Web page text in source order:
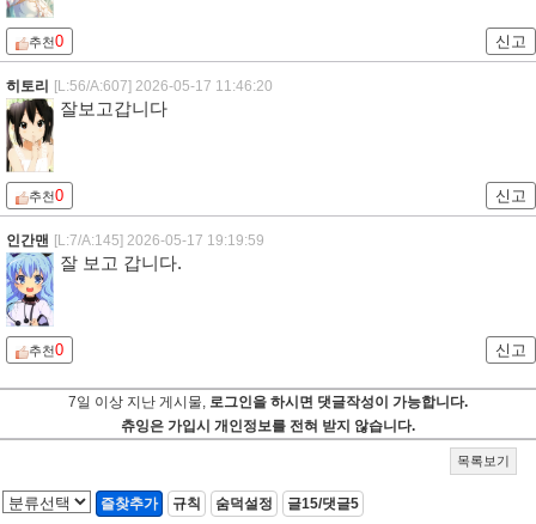
추천0 신고
히토리 [L:56/A:607] 2026-05-17 11:46:20
잘보고갑니다
추천0 신고
인간맨 [L:7/A:145] 2026-05-17 19:19:59
잘 보고 갑니다.
추천0 신고
7일 이상 지난 게시물, 로그인을 하시면 댓글작성이 가능합니다.
츄잉은 가입시 개인정보를 전혀 받지 않습니다.
목록보기
즐찾추가 규칙 숨덕설정 글15/댓글5